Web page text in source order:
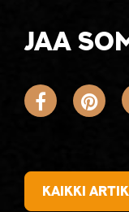
Jaa
Kaikki